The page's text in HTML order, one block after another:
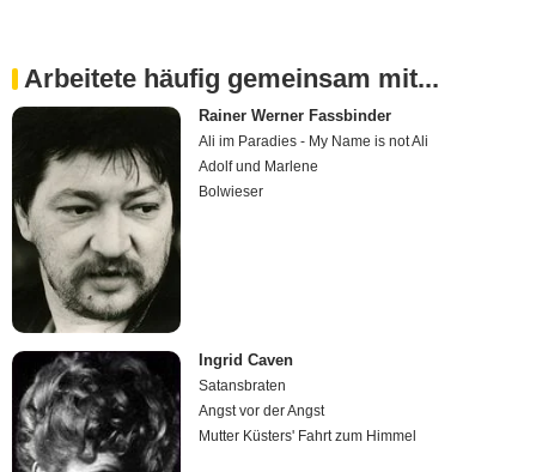
Arbeitete häufig gemeinsam mit...
Rainer Werner Fassbinder
Ali im Paradies - My Name is not Ali
Adolf und Marlene
Bolwieser
Ingrid Caven
Satansbraten
Angst vor der Angst
Mutter Küsters' Fahrt zum Himmel